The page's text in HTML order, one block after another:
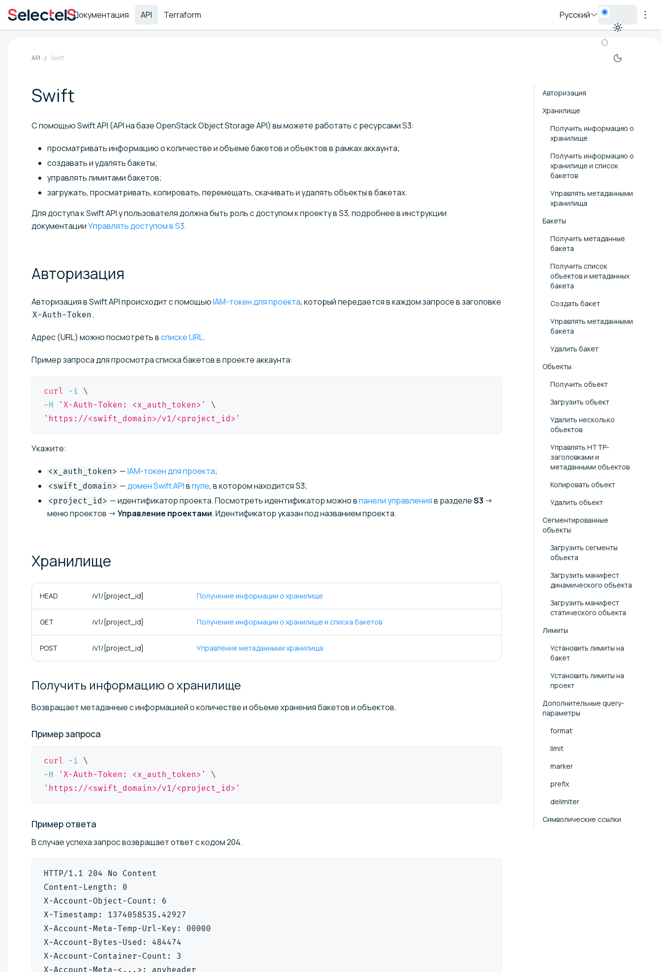
Документация API Terraform Русский
API Swift
Swift
С помощью Swift API (API на базе OpenStack Object Storage API) вы можете работать с ресурсами S3:
просматривать информацию о количестве и объеме бакетов и объектов в рамках аккаунта;
создавать и удалять бакеты;
управлять лимитами бакетов;
загружать, просматривать, копировать, перемещать, скачивать и удалять объекты в бакетах.
Для доступа к Swift API у пользователя должна быть роль с доступом к проекту в S3, подробнее в инструкции
документацииУправлять доступом в S3.
Авторизация
Авторизация в Swift API происходит с помощьюIAM-токен для проекта, который передается в каждом запросе в заголовке
X-Auth-Token .
Адрес (URL) можно посмотреть всписке URL.
Пример запроса для просмотра списка бакетов в проекте аккаунта:
curl -i
\
-H
'X-Auth-Token: <x_auth_token>'
\
'https://<swift_domain>/v1/<project_id>'
Укажите:
<x_auth_token> —IAM-токен для проекта;
<swift_domain> —домен Swift APIвпуле, в котором находится S3;
<project_id> — идентификатор проекта. Посмотреть идентификатор можно впанели управленияв разделеS3 →
меню проектов → Управление проектами. Идентификатор указан под названием проекта.
Хранилище
HEAD /v1/{project_id} Получение информации о хранилище
GET /v1/{project_id} Получение информации о хранилище и списка бакетов
POST /v1/{project_id} Управление метаданными хранилища
Получить информацию охранилище
Возвращает метаданные с информацией о количестве и объеме хранения бакетов и объектов.
Примерзапроса
curl -i
\
-H
'X-Auth-Token: <x_auth_token>'
\
'https://<swift_domain>/v1/<project_id>'
Пример ответа
В случае успеха запрос возвращает ответ с кодом 204.
HTTP/1.1 204 No Content
Content-Length: 0
X-Account-Object-Count: 6
X-Timestamp: 1374058535.42927
X-Account-Meta-Temp-Url-Key: 00000
X-Account-Bytes-Used: 484474
X-Account-Container-Count: 3
X-Account-Meta-<...>: anyheader
Авторизация
Хранилище
Получить информацию о
хранилище
Получить информацию о
хранилище и список
бакетов
Управлять метаданными
хранилища
Бакеты
Получить метаданные
бакета
Получить список
объектов и метаданных
бакета
Создать бакет
Управлять метаданными
бакета
Удалить бакет
Объекты
Получить объект
Загрузить объект
Удалить несколько
объектов
Управлять HTTP-
заголовками и
метаданными объектов
Копировать объект
Удалить объект
Сегментированные
объекты
Загрузить сегменты
объекта
Загрузить манифест
динамического объекта
Загрузить манифест
статического объекта
Лимиты
Установить лимиты на
бакет
Установить лимиты на
проект
Дополнительные query-
параметры
format
limit
marker
prefix
delimiter
Символические ссылки